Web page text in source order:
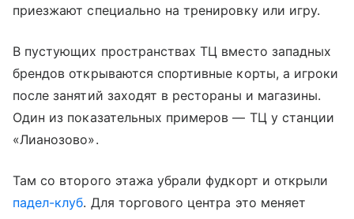
приезжают специально на тренировку или игру.
В пустующих пространствах ТЦ вместо западных
брендов открываются спортивные корты, а игроки
после занятий заходят в рестораны и магазины.
Один из показательных примеров — ТЦ у станции
«Лианозово».
Там со второго этажа убрали фудкорт и открыли
падел-клуб. Для торгового центра это меняет